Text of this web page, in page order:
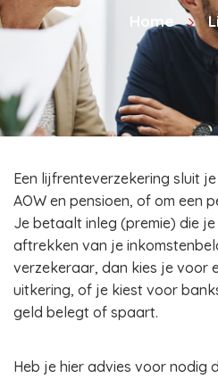
Home
Een lijfrenteverzekering sluit
AOW en pensioen, of om een
Je betaalt inleg (premie) die
aftrekken van je
verzekeraar, dan kies je voor
uitkering, of je kiest voor
geld belegt of spaart.
Heb je hier advies voor nodig